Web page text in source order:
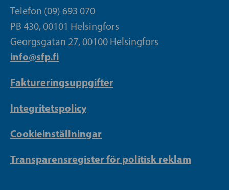
Telefon (09) 693 070
PB 430, 00101 Helsingfors
Georgsgatan 27, 00100 Helsingfors
info@sfp.fi
Faktureringsuppgifter
Integritetspolicy
Cookieinställningar
Transparensregister för politisk reklam